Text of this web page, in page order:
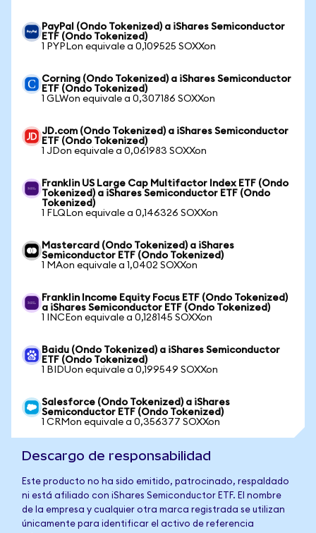
PayPal (Ondo Tokenized) a iShares Semiconductor
ETF (Ondo Tokenized)
1 PYPLon equivale a 0,109525 SOXXon
Corning (Ondo Tokenized) a iShares Semiconductor
ETF (Ondo Tokenized)
1 GLWon equivale a 0,307186 SOXXon
JD.com (Ondo Tokenized) a iShares Semiconductor
ETF (Ondo Tokenized)
1 JDon equivale a 0,061983 SOXXon
Franklin US Large Cap Multifactor Index ETF (Ondo
Tokenized) a iShares Semiconductor ETF (Ondo
Tokenized)
1 FLQLon equivale a 0,146326 SOXXon
Mastercard (Ondo Tokenized) a iShares
Semiconductor ETF (Ondo Tokenized)
1 MAon equivale a 1,0402 SOXXon
Franklin Income Equity Focus ETF (Ondo Tokenized)
a iShares Semiconductor ETF (Ondo Tokenized)
1 INCEon equivale a 0,128145 SOXXon
Baidu (Ondo Tokenized) a iShares Semiconductor
ETF (Ondo Tokenized)
1 BIDUon equivale a 0,199549 SOXXon
Salesforce (Ondo Tokenized) a iShares
Semiconductor ETF (Ondo Tokenized)
1 CRMon equivale a 0,356377 SOXXon
Descargo de responsabilidad
Este producto no ha sido emitido, patrocinado, respaldado
ni está afiliado con iShares Semiconductor ETF. El nombre
de la empresa y cualquier otra marca registrada se utilizan
únicamente para identificar el activo de referencia